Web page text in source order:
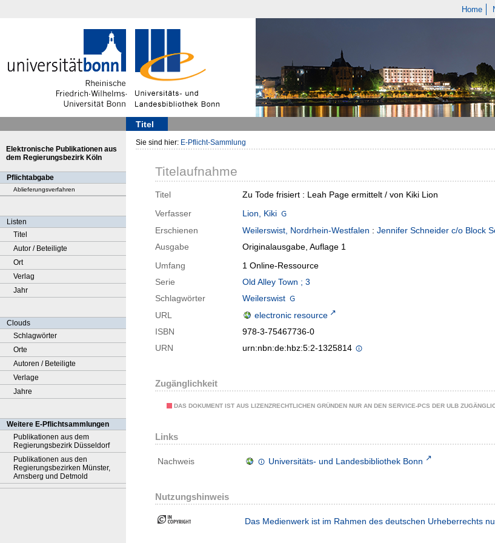
Home
Titel
Elektronische Publikationen aus
dem Regierungsbezirk Köln
Pflichtabgabe
Ablieferungsverfahren
Listen
Titel
Autor / Beteiligte
Ort
Verlag
Jahr
Clouds
Schlagwörter
Orte
Autoren / Beteiligte
Verlage
Jahre
Weitere E-Pflichtsammlungen
Publikationen aus dem
Regierungsbezirk Düsseldorf
Publikationen aus den
Regierungsbezirken Münster,
Arnsberg und Detmold
Sie sind hier: E-Pflicht-Sammlung
Titelaufnahme
Titel
Zu Tode frisiert : Leah Page ermittelt / von Kiki Lion
Verfasser
Lion, Kiki
Erschienen
Weilerswist, Nordrhein-Westfalen : Jennifer Schneider c/o Block
Ausgabe
Originalausgabe, Auflage 1
Umfang
1 Online-Ressource
Serie
Old Alley Town ; 3
Schlagwörter
Weilerswist
URL
electronic resource
ISBN
978-3-75467736-0
URN
urn:nbn:de:hbz:5:2-1325814
Zugänglichkeit
DAS DOKUMENT IST AUS LIZENZRECHTLICHEN GRÜNDEN NUR AN DEN SERVICE-PCS DER ULB
Links
Nachweis Universitäts- und Landesbibliothek Bonn
Nutzungshinweis
Das Medienwerk ist im Rahmen des deutschen Urheberrechts